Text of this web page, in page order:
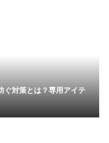
ぐ対策とは？専用アイテ